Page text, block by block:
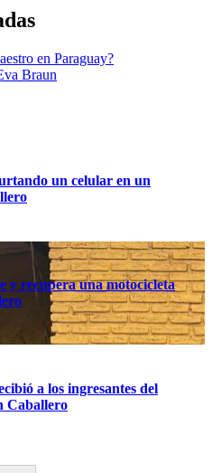
en Paraguay?
Braun
un celular en un
y recupera una motocicleta
a los ingresantes del
Caballero